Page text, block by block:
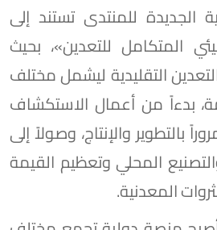
الجديدة للمنتدى تستند إلى
المتكامل للتعدين»، بحيث
التقليدية ليشمل مختلف
بدءاً من أعمال الاستكشاف
بالتطوير والإنتاج، وصولاً إلى
المحلي وتعظيم القيمة
المعدنية.